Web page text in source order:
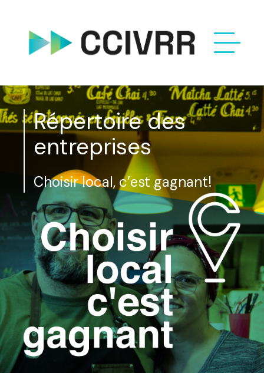
Répertoire des
entreprises
Choisir local, c’est gagnant!